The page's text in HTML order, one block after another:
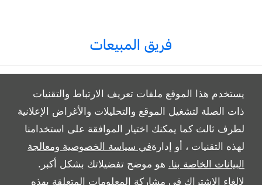
يستخدم هذا الموقع ملفات تعريف الارتباط والتقنيات
ذات الصلة لتشغيل الموقع والتحليلات والأغراض الإعلانية
لطرف ثالث كما يمكنك اختيار الموافقة على استخدامنا
لهذه التقنيات ، أو إدارةفي سياسة الخصوصية ومعالجة
البيانات الخاصة بنا. هو موضح تفضيلاتك بشكل أكبر.
لإلغاء الاشتراك في مشاركة المعلومات المتعلقة بهذه
فريق المبيعات
All Rights Reserved
Follow بريمير موتورز